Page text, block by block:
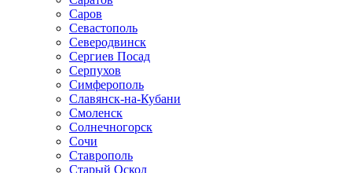
Саров
Севастополь
Северодвинск
Сергиев Посад
Серпухов
Симферополь
Славянск-на-Кубани
Смоленск
Солнечногорск
Сочи
Ставрополь
Старый Оскол